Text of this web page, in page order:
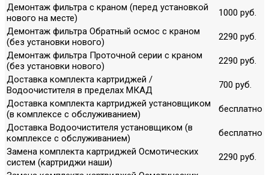
Демонтаж фильтра с краном (перед установкой
нового на месте)
1000 руб.
Демонтаж фильтра Обратный осмос с краном
(без установки нового)
2290 руб.
Демонтаж фильтра Проточной серии с краном
(без установки нового)
2290 руб.
Доставка комплекта картриджей /
Водоочистителя в пределах МКАД
700 руб.
Доставка комплекта картриджей установщиком
(в комплексе с обслуживанием)
бесплатно
Доставка Водоочистителя установщиком (в
комплексе с обслуживанием)
бесплатно
Замена комплекта картриджей Осмотических
систем (картриджи наши)
2290 руб.